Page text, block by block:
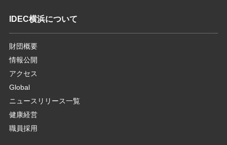
IDEC横浜について
財団概要
情報公開
アクセス
Global
ニュースリリース一覧
健康経営
職員採用